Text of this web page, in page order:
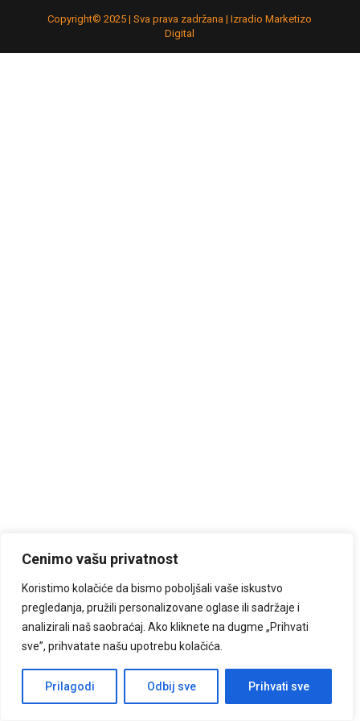
Cenimo vašu privatnost
Koristimo kolačiće da bismo poboljšali vaše iskustvo
pregledanja, pružili personalizovane oglase ili sadržaje i
analizirali naš saobraćaj. Ako kliknete na dugme „Prihvati
sve”, prihvatate našu upotrebu kolačića.
Prilagodi Odbij sve Prihvati sve
Copyright© 2025 | Sva prava zadržana | Izradio Marketizo
Digital
Kontaktiraj nas!